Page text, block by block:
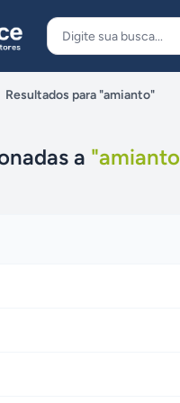
Resultados para "amianto"
a "amianto